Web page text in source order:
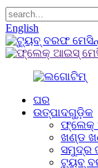
English
ଘର
ଉତ୍ପାଦଗୁଡ଼ିକ
ଫ୍ଲେକ୍
ଖଣ୍ଡ
ସମୁଦ୍ର
ଟ୍ୟୁବ୍